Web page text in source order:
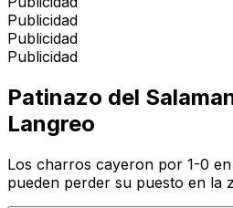
Publicidad
Publicidad
Publicidad
Patinazo del
Langreo
Los charros cayeron por 1-0
pueden perder su puesto en la